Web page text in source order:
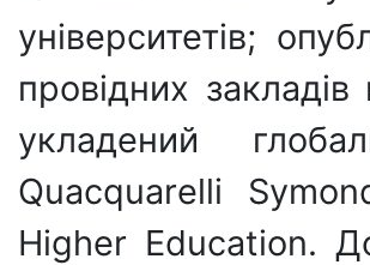
університетів;
провідних
укладений
Quacquarelli
Higher Education.